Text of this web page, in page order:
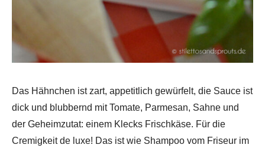
Das Hähnchen ist zart, appetitlich gewürfelt, die Sauce ist
dick und blubbernd mit Tomate, Parmesan, Sahne und
der Geheimzutat: einem Klecks Frischkäse. Für die
Cremigkeit de luxe! Das ist wie Shampoo vom Friseur im